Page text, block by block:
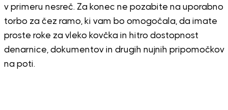
v primeru nesreč. Za konec ne pozabite na uporabno
torbo za čez ramo, ki vam bo omogočala, da imate
proste roke za vleko kovčka in hitro dostopnost
denarnice, dokumentov in drugih nujnih pripomočkov
na poti.